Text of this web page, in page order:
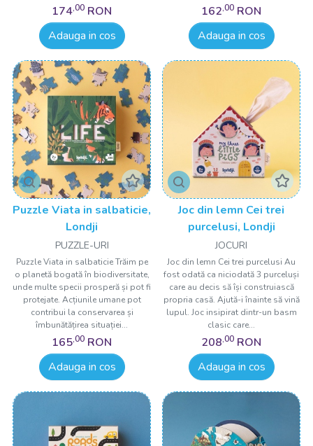
174,00 RON
Adauga in cos
162,00 RON
Adauga in cos
Puzzle Viata in salbaticie,
Londji
PUZZLE-URI
Puzzle Viata in salbaticie Trăim pe
o planetă bogată în biodiversitate,
unde multe specii prosperă și pot fi
protejate. Acțiunile umane pot
contribui la conservarea și
îmbunătățirea situației...
165,00 RON
Adauga in cos
Joc din lemn Cei trei
purcelusi, Londji
JOCURI
Joc din lemn Cei trei purcelusi Au
fost odată ca niciodată 3 purceluși
care au decis să își construiască
propria casă. Ajută-i înainte să vină
lupul. Joc insipirat dintr-un basm
clasic care...
208,00 RON
Adauga in cos